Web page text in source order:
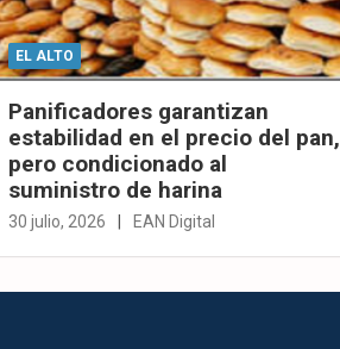
EL ALTO
Panificadores garantizan
estabilidad en el precio del pan,
pero condicionado al
suministro de harina
30 julio, 2026 EAN Digital